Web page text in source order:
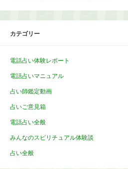
カテゴリー
電話占い体験レポート
電話占いマニュアル
占い師鑑定動画
占いご意見箱
電話占い全般
みんなのスピリチュアル体験談
占い全般